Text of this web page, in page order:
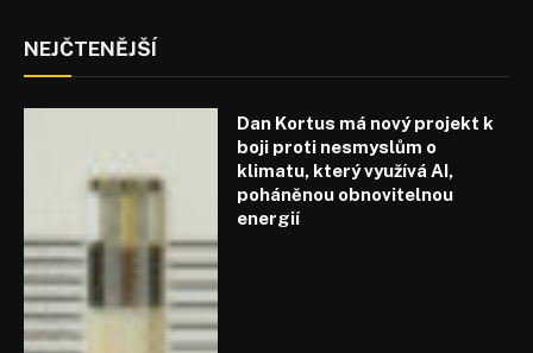
NEJČTENĚJŠÍ
Dan Kortus má nový projekt k
boji proti nesmyslům o
klimatu, který využívá AI,
poháněnou obnovitelnou
energií